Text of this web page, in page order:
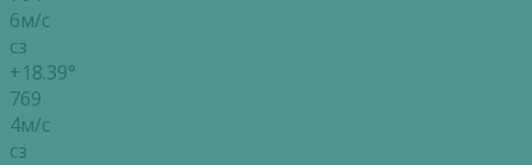
6м/с
сз
+18.39°
769
4м/с
сз